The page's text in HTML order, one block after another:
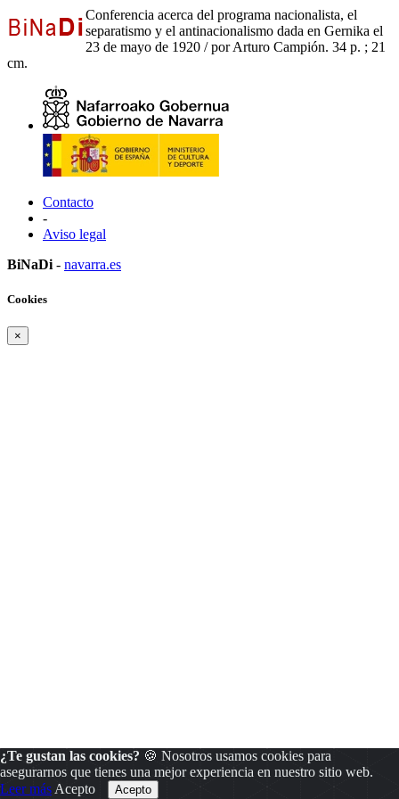
Conferencia acerca del programa nacionalista, el
separatismo y el antinacionalismo dada en Gernika el
23 de mayo de 1920 / por Arturo Campión. 34 p. ; 21
cm.
Contacto
-
Aviso legal
BiNaDi - navarra.es
¿Te gustan las cookies? 🍪 Nosotros usamos cookies para
asegurarnos que tienes una mejor experiencia en nuestro sitio web.
Leer más Acepto
Cookies
×